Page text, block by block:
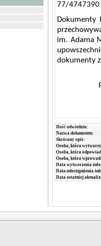
77/4747390
Dokumenty
im. Adama
dokumenty
Ilość odwiedzin:
Nazwa dokumentu:
Skrócony opis:
Osoba, która
Osoba, która
Osoba, która
Data wytworzenia
Data udostępnienia
Data ostatniej